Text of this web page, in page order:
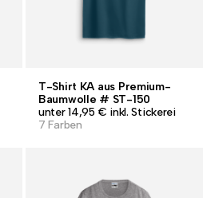
T-Shirt KA aus Premium-
Baumwolle # ST-150
unter 14,95 € inkl. Stickerei
7 Farben